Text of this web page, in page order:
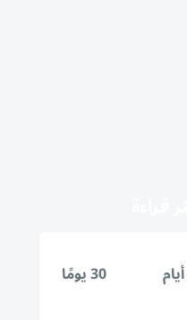
30 يومًا